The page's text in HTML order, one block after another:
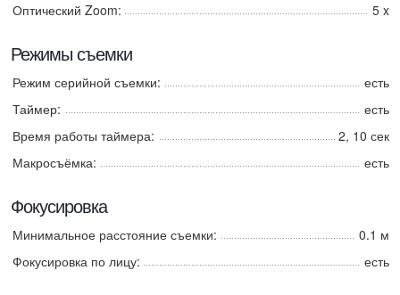
Оптический Zoom:
5 x
Режимы съемки
Режим серийной съемки:
есть
Таймер:
есть
Время работы таймера:
2, 10 сек
Макросъёмка:
есть
Фокусировка
Минимальное расстояние съемки:
0.1 м
Фокусировка по лицу:
есть